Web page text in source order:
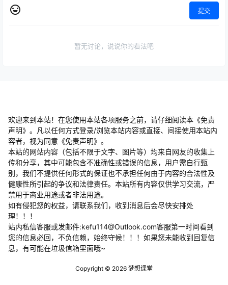
提交
暂无讨论，说说你的看法吧
欢迎来到本站！在您使用本站各项服务之前，请仔细阅读本《免责
声明》。凡以任何方式登录/浏览本站内容或直接、间接使用本站内
容者，视为同意《免责声明》。
本站的网站内容（包括不限于文字、图片等）均来自网友的收集上
传和分享，其中可能包含不准确性或错误的信息，用户需自行甄
别，我们不提供任何形式的保证也不承担任何由于内容的合法性及
健康性所引起的争议和法律责任。本站所有内容仅供学习交流，严
禁用于商业用途或者非法用途。
​如有侵犯您的权益，请联系我们，收到消息后会尽快安排处
理！！！
站内私信客服或发邮件:kefu114@Outlook.com客服第一时间看到
您的信息必回，不负信赖，始终守候！！！如果您未能收到回复信
息，有可能在垃圾信箱里面哦~
Copyright © 2026 梦想课堂